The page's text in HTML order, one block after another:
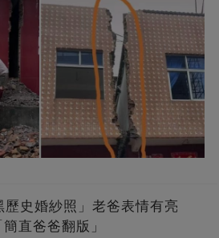
史婚紗照」老爸表情有亮
直爸爸翻版」